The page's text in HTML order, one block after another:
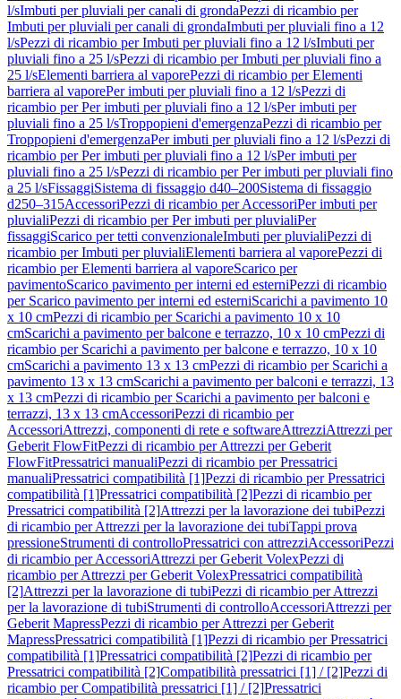
l/sImbuti per pluviali per canali di grondaPezzi di ricambio per
Imbuti per pluviali per canali di grondaImbuti per pluviali fino a 12
l/sPezzi di ricambio per Imbuti per pluviali fino a 12 l/sImbuti per
pluviali fino a 25 l/sPezzi di ricambio per Imbuti per pluviali fino a
25 l/sElementi barriera al vaporePezzi di ricambio per Elementi
barriera al vaporePer imbuti per pluviali fino a 12 l/sPezzi di
ricambio per Per imbuti per pluviali fino a 12 l/sPer imbuti per
pluviali fino a 25 l/sTroppopieni d'emergenzaPezzi di ricambio per
Troppopieni d'emergenzaPer imbuti per pluviali fino a 12 l/sPezzi di
ricambio per Per imbuti per pluviali fino a 12 l/sPer imbuti per
pluviali fino a 25 l/sPezzi di ricambio per Per imbuti per pluviali fino
a 25 l/sFissaggiSistema di fissaggio d40–200Sistema di fissaggio
d250–315AccessoriPezzi di ricambio per AccessoriPer imbuti per
pluvialiPezzi di ricambio per Per imbuti per pluvialiPer
fissaggiScarico per tetti convenzionaleImbuti per pluvialiPezzi di
ricambio per Imbuti per pluvialiElementi barriera al vaporePezzi di
ricambio per Elementi barriera al vaporeScarico per
pavimentoScarico pavimento per interni ed esterniPezzi di ricambio
per Scarico pavimento per interni ed esterniScarichi a pavimento 10
x 10 cmPezzi di ricambio per Scarichi a pavimento 10 x 10
cmScarichi a pavimento per balcone e terrazzo, 10 x 10 cmPezzi di
ricambio per Scarichi a pavimento per balcone e terrazzo, 10 x 10
cmScarichi a pavimento 13 x 13 cmPezzi di ricambio per Scarichi a
pavimento 13 x 13 cmScarichi a pavimento per balconi e terrazzi, 13
x 13 cmPezzi di ricambio per Scarichi a pavimento per balconi e
terrazzi, 13 x 13 cmAccessoriPezzi di ricambio per
AccessoriAttrezzi, componenti di rete e softwareAttrezziAttrezzi per
Geberit FlowFitPezzi di ricambio per Attrezzi per Geberit
FlowFitPressatrici manualiPezzi di ricambio per Pressatrici
manualiPressatrici compatibilità [1]Pezzi di ricambio per Pressatrici
compatibilità [1]Pressatrici compatibilità [2]Pezzi di ricambio per
Pressatrici compatibilità [2]Attrezzi per la lavorazione dei tubiPezzi
di ricambio per Attrezzi per la lavorazione dei tubiTappi prova
pressioneStrumenti di controlloPressatrici con attrezziAccessoriPezzi
di ricambio per AccessoriAttrezzi per Geberit VolexPezzi di
ricambio per Attrezzi per Geberit VolexPressatrici compatibilità
[2]Attrezzi per la lavorazione di tubiPezzi di ricambio per Attrezzi
per la lavorazione di tubiStrumenti di controlloAccessoriAttrezzi per
Geberit MapressPezzi di ricambio per Attrezzi per Geberit
MapressPressatrici compatibilità [1]Pezzi di ricambio per Pressatrici
compatibilità [1]Pressatrici compatibilità [2]Pezzi di ricambio per
Pressatrici compatibilità [2]Compatibilità pressatrici [1] / [2]Pezzi di
ricambio per Compatibilità pressatrici [1] / [2]Pressatrici